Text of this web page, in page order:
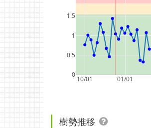
10/01 01/01
0
0.5
1
1.5
樹勢推移